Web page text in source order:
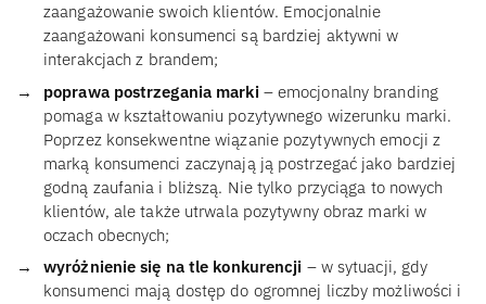
zaangażowanie swoich klientów. Emocjonalnie
zaangażowani konsumenci są bardziej aktywni w
interakcjach z brandem;
poprawa postrzegania marki– emocjonalny branding
pomaga w kształtowaniu pozytywnego wizerunku marki.
Poprzez konsekwentne wiązanie pozytywnych emocji z
marką konsumenci zaczynają ją postrzegać jako bardziej
godną zaufania i bliższą. Nie tylko przyciąga to nowych
klientów, ale także utrwala pozytywny obraz marki w
oczach obecnych;
wyróżnienie się na tle konkurencji – w sytuacji, gdy
konsumenci mają dostęp do ogromnej liczby możliwości i